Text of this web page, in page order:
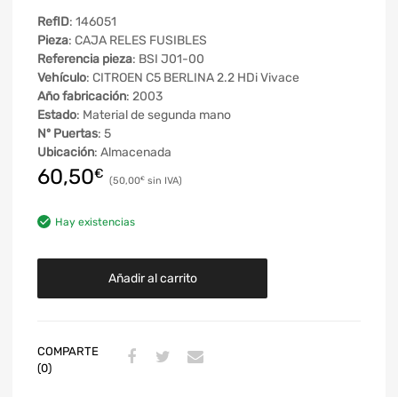
RefID: 146051
Pieza: CAJA RELES FUSIBLES
Referencia pieza: BSI J01-00
Vehículo: CITROEN C5 BERLINA 2.2 HDi Vivace
Año fabricación: 2003
Estado: Material de segunda mano
Nº Puertas: 5
Ubicación: Almacenada
60,50€ 50,00€
Hay existencias
Añadir al carrito
COMPARTE
(0)